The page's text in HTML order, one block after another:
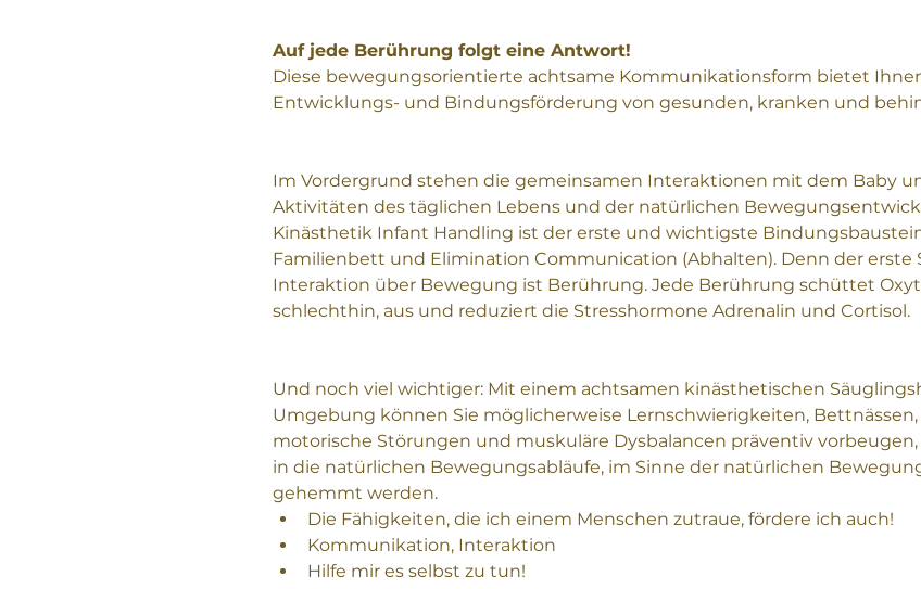
Auf jede Berührung folgt eine Antwort!
Diese bewegungsorientierte achtsame Kommunikationsform bietet
Entwicklungs- und Bindungsförderung von gesunden, kranken und
Im Vordergrund stehen die gemeinsamen Interaktionen mit dem Baby
Aktivitäten des täglichen Lebens und der natürlichen
Kinästhetik Infant Handling ist der erste und wichtigste
Familienbett und Elimination Communication (Abhalten). Denn der
Interaktion über Bewegung ist Berührung. Jede Berührung schüttet
schlechthin, aus und reduziert die Stresshormone Adrenalin und Cortisol.
Und noch viel wichtiger: Mit einem achtsamen kinästhetischen
Umgebung können Sie möglicherweise Lernschwierigkeiten,
motorische Störungen und muskuläre Dysbalancen präventiv
in die natürlichen Bewegungsabläufe, im Sinne der natürlichen
gehemmt werden.
Die Fähigkeiten, die ich einem Menschen zutraue, fördere ich auch!
Kommunikation, Interaktion
Hilfe mir es selbst zu tun!